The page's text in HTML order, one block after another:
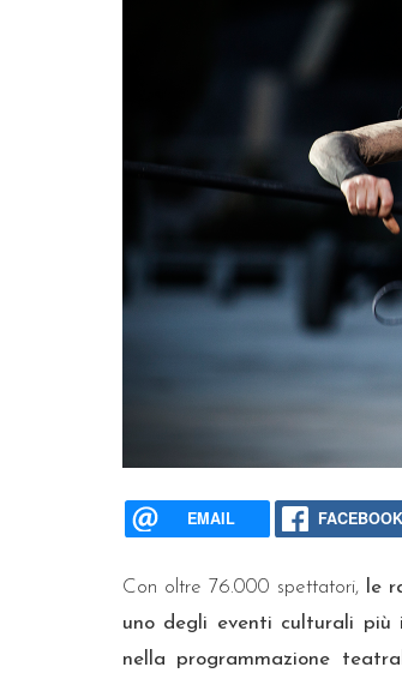
EMAIL FACEBOOK
Con oltre 76.000 spettatori,
le
uno degli eventi culturali più
nella programmazione